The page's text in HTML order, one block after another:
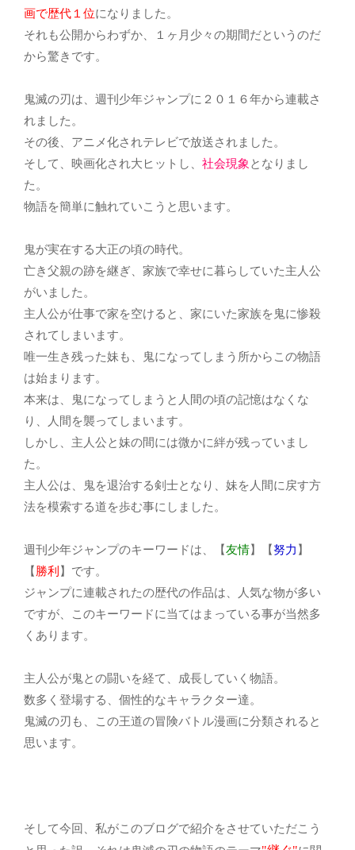
画で歴代１位になりました。
それも公開からわずか、１ヶ月少々の期間だというのだ
から驚きです。
鬼滅の刃は、週刊少年ジャンプに２０１６年から連載さ
れました。
その後、アニメ化されテレビで放送されました。
そして、映画化され大ヒットし、 社会現象 となりまし
た。
物語を簡単に触れていこうと思います。
鬼が実在する大正の頃の時代。
亡き父親の跡を継ぎ、家族で幸せに暮らしていた主人公
がいました。
主人公が仕事で家を空けると、家にいた家族を鬼に惨殺
されてしまいます。
唯一生き残った妹も、鬼になってしまう所からこの物語
は始まります。
本来は、鬼になってしまうと人間の頃の記憶はなくな
り、人間を襲ってしまいます。
しかし、主人公と妹の間には微かに絆が残っていまし
た。
主人公は、鬼を退治する剣士となり、妹を人間に戻す方
法を模索する道を歩む事にしました。
週刊少年ジャンプのキーワードは、【友情】【努力 】
【 勝利 】です。
ジャンプに連載されたの歴代の作品は、人気な物が多い
ですが、このキーワードに当てはまっている事が当然多
くあります。
主人公が鬼との闘いを経て、成長していく物語。
数多く登場する、個性的なキャラクター達。
鬼滅の刃も、この王道の冒険バトル漫画に分類されると
思います。
そして今回、私がこのブログで紹介をさせていただこう